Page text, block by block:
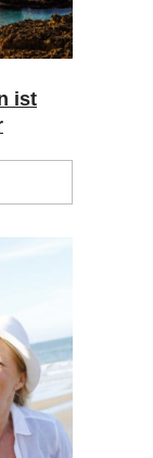
ist